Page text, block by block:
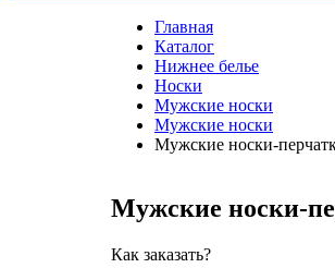
Главная
Каталог
Нижнее белье
Носки
Мужские носки
Мужские носки
Мужские носки-
Мужские носки-
Как заказать?